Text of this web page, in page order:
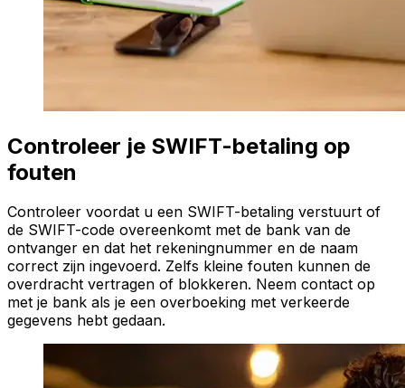
Controleer je SWIFT-betaling op
fouten
Controleer voordat u een SWIFT-betaling verstuurt of
de SWIFT-code overeenkomt met de bank van de
ontvanger en dat het rekeningnummer en de naam
correct zijn ingevoerd. Zelfs kleine fouten kunnen de
overdracht vertragen of blokkeren. Neem contact op
met je bank als je een overboeking met verkeerde
gegevens hebt gedaan.